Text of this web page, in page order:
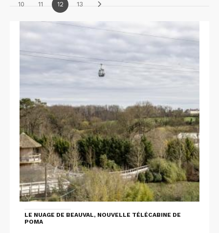
10 11 12 13
LE NUAGE DE BEAUVAL, NOUVELLE TÉLÉCABINE DE
POMA